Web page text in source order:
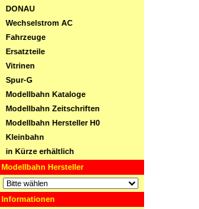
DONAU
Wechselstrom AC
Fahrzeuge
Ersatzteile
Vitrinen
Spur-G
Modellbahn Kataloge
Modellbahn Zeitschriften
Modellbahn Hersteller H0
Kleinbahn
in Kürze erhältlich
Modellbahn Hersteller
Informationen